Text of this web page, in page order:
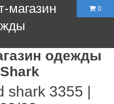
магазин
0
одежды
shark 3355 |